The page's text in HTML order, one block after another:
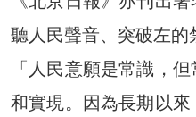
聽人民聲音、突破左的
「人民意願是常識，
和實現。因為長期以